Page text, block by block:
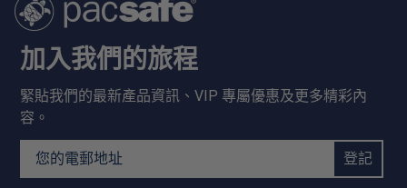
加入我們的旅程
緊貼我們的最新產品資訊、VIP 專屬優惠及更多精彩內
容。
Email Address
登記